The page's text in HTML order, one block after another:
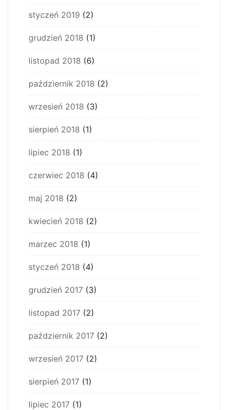
styczeń 2019 (2)
grudzień 2018 (1)
listopad 2018 (6)
październik 2018 (2)
wrzesień 2018 (3)
sierpień 2018 (1)
lipiec 2018 (1)
czerwiec 2018 (4)
maj 2018 (2)
kwiecień 2018 (2)
marzec 2018 (1)
styczeń 2018 (4)
grudzień 2017 (3)
listopad 2017 (2)
październik 2017 (2)
wrzesień 2017 (2)
sierpień 2017 (1)
lipiec 2017 (1)